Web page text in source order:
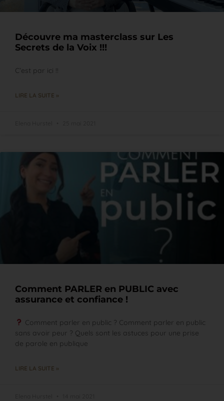
Découvre ma masterclass sur Les
Secrets de la Voix !!!
C’est par ici !!
LIRE LA SUITE »
Comment PARLER en PUBLIC avec
assurance et confiance !
Comment parler en public ? Comment parler en public
sans avoir peur ? Quels sont les astuces pour une prise
de parole en publique
LIRE LA SUITE »